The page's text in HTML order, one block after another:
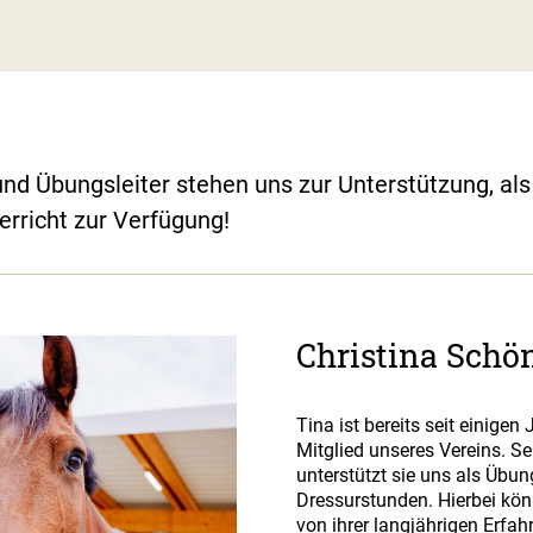
Übungsleiter stehen uns zur Unterstützung,
zur Verfügung!
Christina
Tina ist bereits seit einigen
Mitglied unseres Vereins.
unterstützt sie uns als
Dressurstunden. Hierbei
von ihrer langjährigen